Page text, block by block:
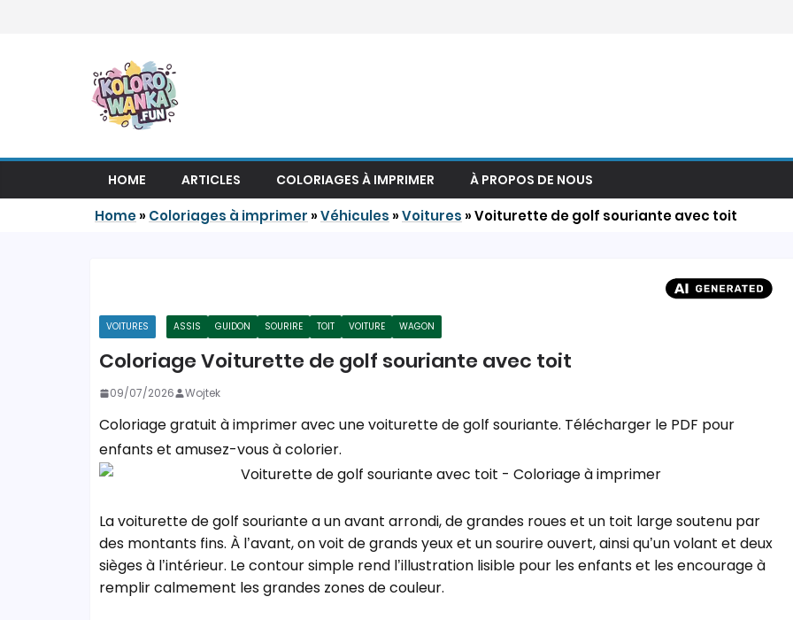
HOME ARTICLES COLORIAGES À IMPRIMER À PROPOS DE NOUS
Home» Coloriages à imprimer »Véhicules »Voitures »Voiturette de golf souriante avec toit
VOITURES ASSIS GUIDON SOURIRE TOIT VOITURE WAGON
Coloriage Voiturette de golf souriante avec toit
09/07/2026 Wojtek
Coloriage gratuit à imprimer avec une voiturette de golf souriante. Télécharger le PDF pour
enfants et amusez-vous à colorier.
La voiturette de golf souriante a un avant arrondi, de grandes roues et un toit large soutenu par
des montants fins. À l’avant, on voit de grands yeux et un sourire ouvert, ainsi qu’un volant et deux
sièges à l’intérieur. Le contour simple rend l’illustration lisible pour les enfants et les encourage à
remplir calmement les grandes zones de couleur.